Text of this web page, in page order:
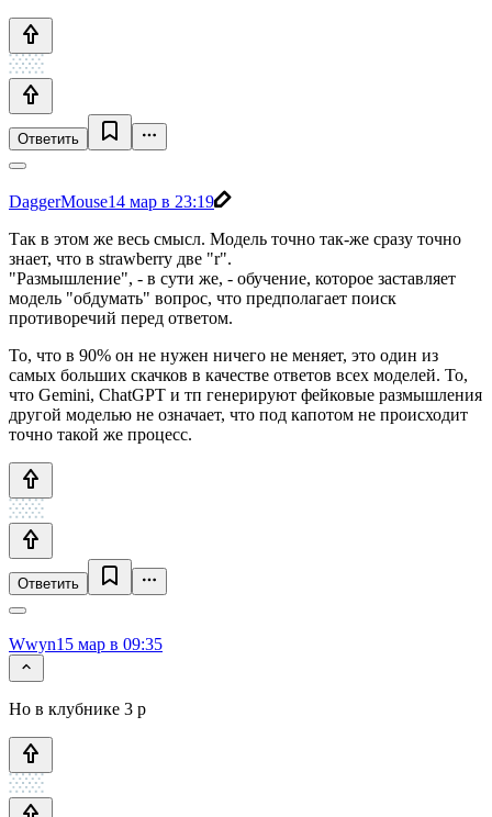
Ответить
DaggerMouse14 мар в 23:19
Так в этом же весь смысл. Модель точно так-же сразу точно
знает, что в strawberry две "r".
"Размышление", - в сути же, - обучение, которое заставляет
модель "обдумать" вопрос, что предполагает поиск
противоречий перед ответом.
То, что в 90% он не нужен ничего не меняет, это один из
самых больших скачков в качестве ответов всех моделей. То,
что Gemini, ChatGPT и тп генерируют фейковые размышления
другой моделью не означает, что под капотом не происходит
точно такой же процесс.
Ответить
Wwyn15 мар в 09:35
Но в клубнике 3 р